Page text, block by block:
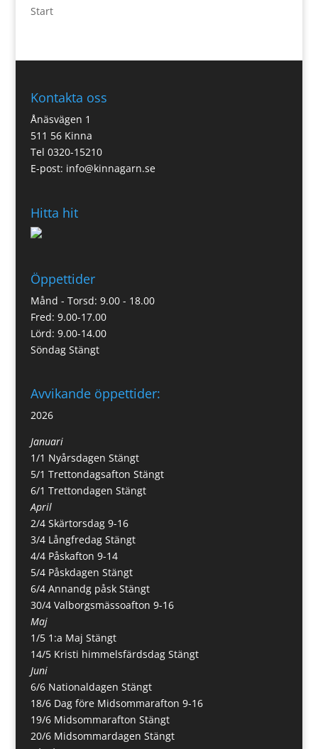
Start
Kontakta oss
Ånäsvägen 1
511 56 Kinna
Tel 0320-15210
E-post: info@kinnagarn.se
Hitta hit
Öppettider
Månd - Torsd: 9.00 - 18.00
Fred: 9.00-17.00
Lörd: 9.00-14.00
Söndag Stängt
Avvikande öppettider:
2026
Januari
1/1 Nyårsdagen Stängt
5/1 Trettondagsafton Stängt
6/1 Trettondagen Stängt
April
2/4 Skärtorsdag 9-16
3/4 Långfredag Stängt
4/4 Påskafton 9-14
5/4 Påskdagen Stängt
6/4 Annandg påsk Stängt
30/4 Valborgsmässoafton 9-16
Maj
1/5 1:a Maj Stängt
14/5 Kristi himmelsfärdsdag Stängt
Juni
6/6 Nationaldagen Stängt
18/6 Dag före Midsommarafton 9-16
19/6 Midsommarafton Stängt
20/6 Midsommardagen Stängt